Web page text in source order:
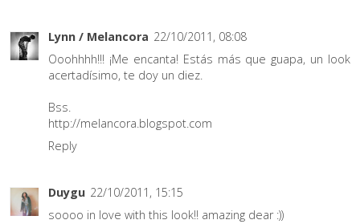
Lynn / Melancora 22/10/2011, 08:08
Ooohhhh!!! ¡Me encanta! Estás más que guapa, un look
acertadísimo, te doy un diez.
Bss.
http://melancora.blogspot.com
Reply
Duygu 22/10/2011, 15:15
soooo in love with this look!! amazing dear :))